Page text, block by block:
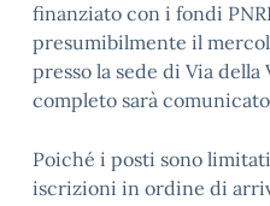
finanziato con i fondi
presumibilmente il
presso la sede di Via della
completo sarà
Poiché i posti sono
iscrizioni in ordine di